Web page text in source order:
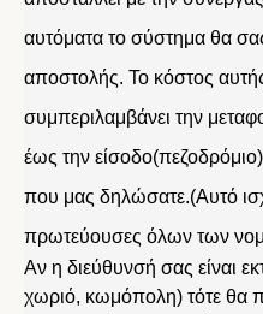
αυτόματα το σύστημα θα
αποστολής. Το κόστος
συμπεριλαμβάνει την
έως την
που μας δηλώσατε.(Αυτό
πρωτεύουσες όλων των
Αν η διεύθυνσή σας είναι
χωριό, κωμόπολη) τότε θα